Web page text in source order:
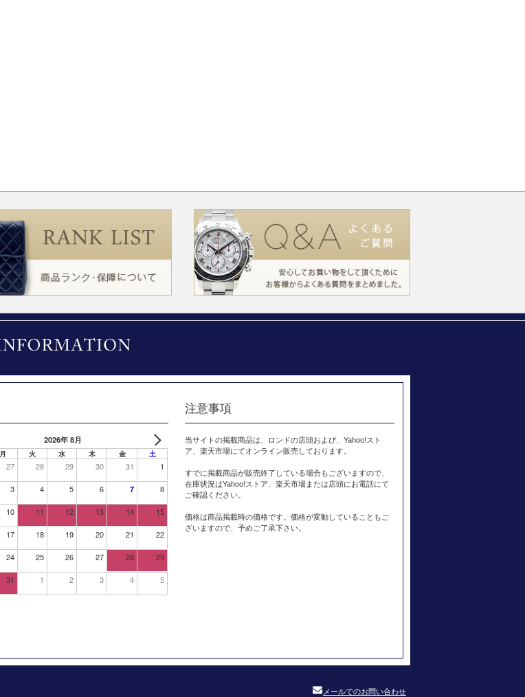
2026年 8月
月 火 水 木 金 土
27 28 29 30 31 1
3 4 5 6 7 8
10 11 12 13 14 15
17 18 19 20 21 22
24 25 26 27 28 29
31 1 2 3 4 5
注意事項
当サイトの掲載商品は、ロンドの店頭および、Yahoo!スト
ア、楽天市場にてオンライン販売しております。
すでに掲載商品が販売終了している場合もございますので、
在庫状況はYahoo!ストア、楽天市場または店頭にお電話にて
ご確認ください。
価格は商品掲載時の価格です。価格が変動していることもご
ざいますので、予めご了承下さい。
メールでのお問い合わせ